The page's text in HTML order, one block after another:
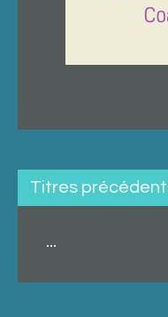
Titres
...